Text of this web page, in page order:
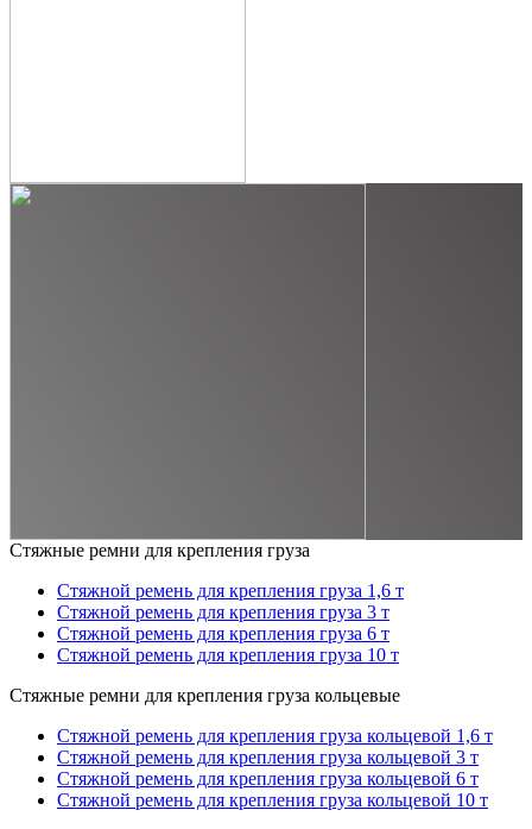
Стяжные ремни для крепления груза
Стяжной ремень для крепления груза 1,6 т
Стяжной ремень для крепления груза 3 т
Стяжной ремень для крепления груза 6 т
Стяжной ремень для крепления груза 10 т
Стяжные ремни для крепления груза кольцевые
Стяжной ремень для крепления груза кольцевой 1,6 т
Стяжной ремень для крепления груза кольцевой 3 т
Стяжной ремень для крепления груза кольцевой 6 т
Стяжной ремень для крепления груза кольцевой 10 т